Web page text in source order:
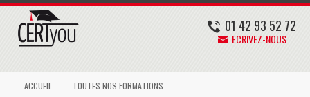
01 42 93 52 72
ECRIVEZ-NOUS
ACCUEIL TOUTES NOS FORMATIONS